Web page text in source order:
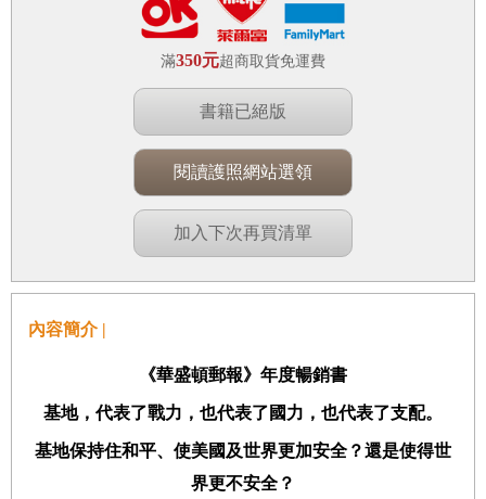
滿350元超商取貨免運費
書籍已絕版
閱讀護照網站選領
加入下次再買清單
內容簡介 |
《華盛頓郵報》年度暢銷書
基地，代表了戰力，也代表了國力，也代表了支配。
基地保持住和平、使美國及世界更加安全？還是使得世
界更不安全？